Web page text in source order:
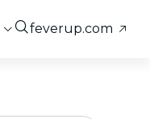
feverup.com